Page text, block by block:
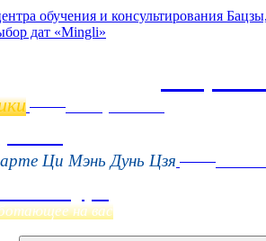
обучения и консультирования
дат «Mingli»
Ци Мэнь Дунь Цзя
на вас